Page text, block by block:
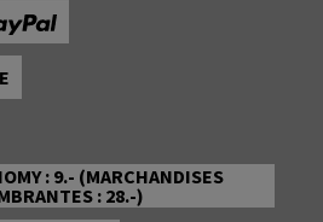
: 9.- (MARCHANDISES
: 28.-)